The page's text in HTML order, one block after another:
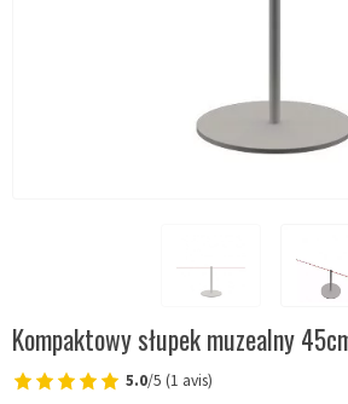
Kompaktowy słupek muzealny
5.0/5 (1 avis)